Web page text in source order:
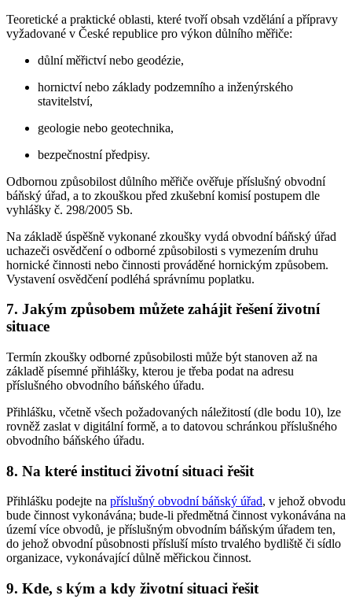
Teoretické a praktické oblasti, které tvoří obsah vzdělání a přípravy
vyžadované v České republice pro výkon důlního měřiče:
důlní měřictví nebo geodézie,
hornictví nebo základy podzemního a inženýrského
stavitelství,
geologie nebo geotechnika,
bezpečnostní předpisy.
Odbornou způsobilost důlního měřiče ověřuje příslušný obvodní
báňský úřad, a to zkouškou před zkušební komisí postupem dle
vyhlášky č. 298/2005 Sb.
Na základě úspěšně vykonané zkoušky vydá obvodní báňský úřad
uchazeči osvědčení o odborné způsobilosti s vymezením druhu
hornické činnosti nebo činnosti prováděné hornickým způsobem.
Vystavení osvědčení podléhá správnímu poplatku.
7. Jakým způsobem můžete zahájit řešení životní
situace
Termín zkoušky odborné způsobilosti může být stanoven až na
základě písemné přihlášky, kterou je třeba podat na adresu
příslušného obvodního báňského úřadu.
Přihlášku, včetně všech požadovaných náležitostí (dle bodu 10), lze
rovněž zaslat v digitální formě, a to datovou schránkou příslušného
obvodního báňského úřadu.
8. Na které instituci životní situaci řešit
Přihlášku podejte na příslušný obvodní báňský úřad, v jehož obvodu
bude činnost vykonávána; bude-li předmětná činnost vykonávána na
území více obvodů, je příslušným obvodním báňským úřadem ten,
do jehož obvodní působnosti přísluší místo trvalého bydliště či sídlo
organizace, vykonávající důlně měřickou činnost.
9. Kde, s kým a kdy životní situaci řešit